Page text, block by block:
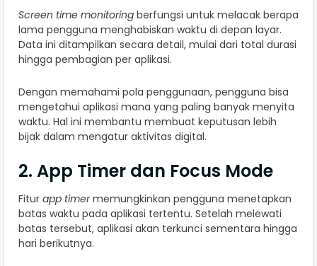
Screen time monitoring berfungsi untuk melacak berapa
lama pengguna menghabiskan waktu di depan layar.
Data ini ditampilkan secara detail, mulai dari total durasi
hingga pembagian per aplikasi.
Dengan memahami pola penggunaan, pengguna bisa
mengetahui aplikasi mana yang paling banyak menyita
waktu. Hal ini membantu membuat keputusan lebih
bijak dalam mengatur aktivitas digital.
2. App Timer dan Focus Mode
Fitur app timermemungkinkan pengguna menetapkan
batas waktu pada aplikasi tertentu. Setelah melewati
batas tersebut, aplikasi akan terkunci sementara hingga
hari berikutnya.